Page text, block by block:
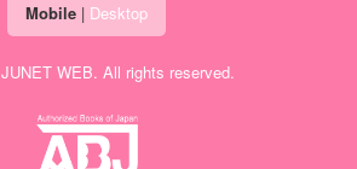
Mobile| Desktop
JUNET WEB. All rights reserved.